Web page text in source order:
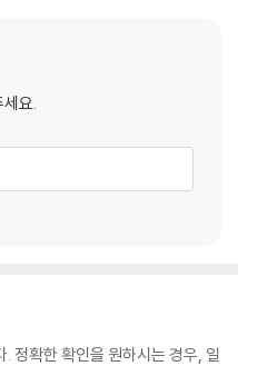
요.
정확한 확인을 원하시는 경우, 일